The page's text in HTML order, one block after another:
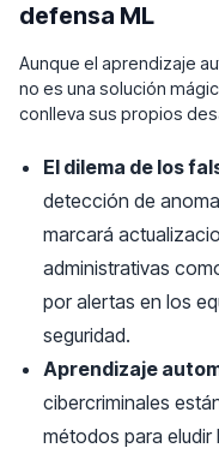
defensa ML
Aunque el aprendizaje
no es una solución
conlleva sus propios
El dilema de los
detección de
marcará
administrativas
por alertas en los
seguridad.
Aprendizaje
cibercriminales
métodos para eludir